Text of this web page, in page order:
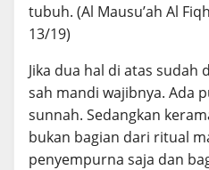
tubuh. (Al Mausu’ah Al
13/19)
Jika dua hal di atas sudah
sah mandi wajibnya. Ada
sunnah. Sedangkan
bukan bagian dari ritual
penyempurna saja dan